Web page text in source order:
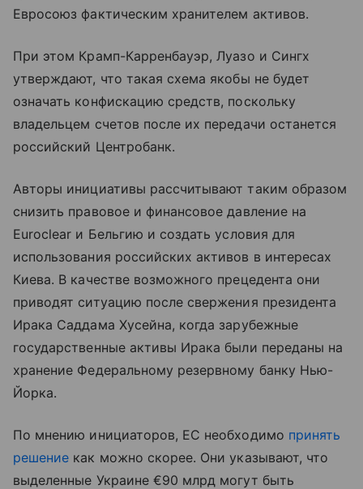
Евросоюз фактическим хранителем активов.
При этом Крамп-Карренбауэр, Луазо и Сингх
утверждают, что такая схема якобы не будет
означать конфискацию средств, поскольку
владельцем счетов после их передачи останется
российский Центробанк.
Авторы инициативы рассчитывают таким образом
снизить правовое и финансовое давление на
Euroclear и Бельгию и создать условия для
использования российских активов в интересах
Киева. В качестве возможного прецедента они
приводят ситуацию после свержения президента
Ирака Саддама Хусейна, когда зарубежные
государственные активы Ирака были переданы на
хранение Федеральному резервному банку Нью-
Йорка.
По мнению инициаторов, ЕС необходимо принять
решение как можно скорее. Они указывают, что
выделенные Украине €90 млрд могут быть